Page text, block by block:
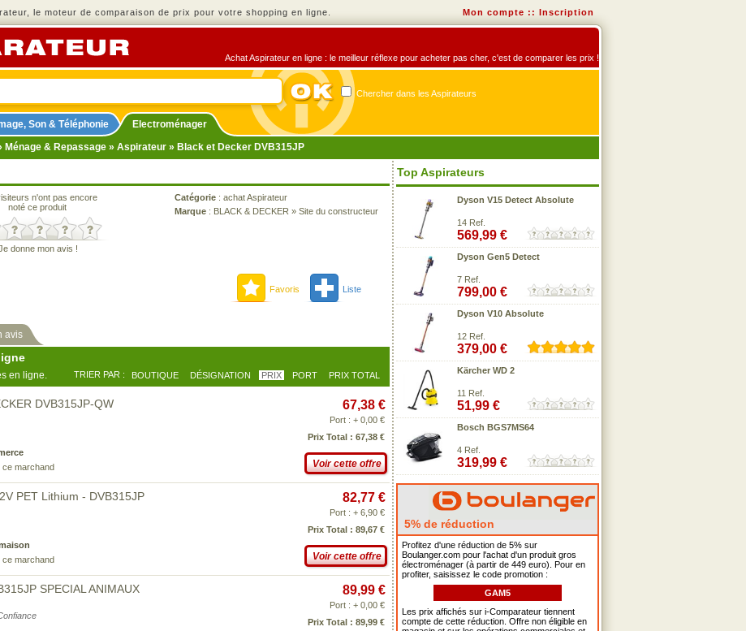
le moteur de comparaison de prix pour votre shopping en ligne. Mon compte :: Inscription
Achat Aspirateur en ligne : le meilleur réflexe pour acheter pas cher, c'est de comparer les prix !
Chercher dans les Aspirateurs
Son & Téléphonie
Electroménager
Ménage & Repassage » Aspirateur » Black et Decker DVB315JP
n'ont pas encore
noté ce produit
donne mon avis !
Catégorie : achat Aspirateur
Marque : BLACK & DECKER » Site du constructeur
Favoris Liste
avis
en ligne. TRIER PAR : BOUTIQUE DÉSIGNATION PRIX PORT PRIX TOTAL
DVB315JP-QW
ce marchand
67,38 €
Port : + 0,00 €
Prix Total : 67,38 €
Voir cette offre
PET Lithium - DVB315JP
ce marchand
82,77 €
Port : + 6,90 €
Prix Total : 89,67 €
Voir cette offre
SPECIAL ANIMAUX 89,99 €
Port : + 0,00 €
Prix Total : 89,99 €
Top Aspirateurs
Dyson V15 Detect Absolute
14 Ref.
569,99 €
Dyson Gen5 Detect
7 Ref.
799,00 €
Dyson V10 Absolute
12 Ref.
379,00 €
Kärcher WD 2
11 Ref.
51,99 €
Bosch BGS7MS64
4 Ref.
319,99 €
5% de réduction
Profitez d'une réduction de 5% sur
Boulanger.com pour l'achat d'un produit gros
électroménager (à partir de 449 euro). Pour en
profiter, saisissez le code promotion :
GAM5
Les prix affichés sur i-Comparateur tiennent
compte de cette réduction. Offre non éligible en